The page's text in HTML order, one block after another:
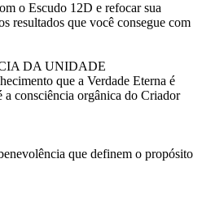
o Escudo 12D e refocar sua
resultados que você consegue com
DA UNIDADE
que a Verdade Eterna é
consciência orgânica do Criador
que definem o propósito